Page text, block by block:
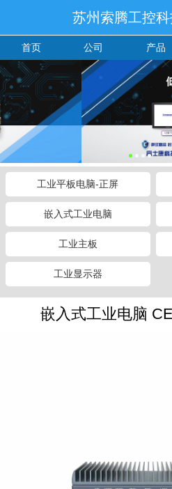
苏州索腾工控科
首页 公司 产品
工业平板电脑-正屏
嵌入式工业电脑
工业主板
工业显示器
嵌入式工业电脑